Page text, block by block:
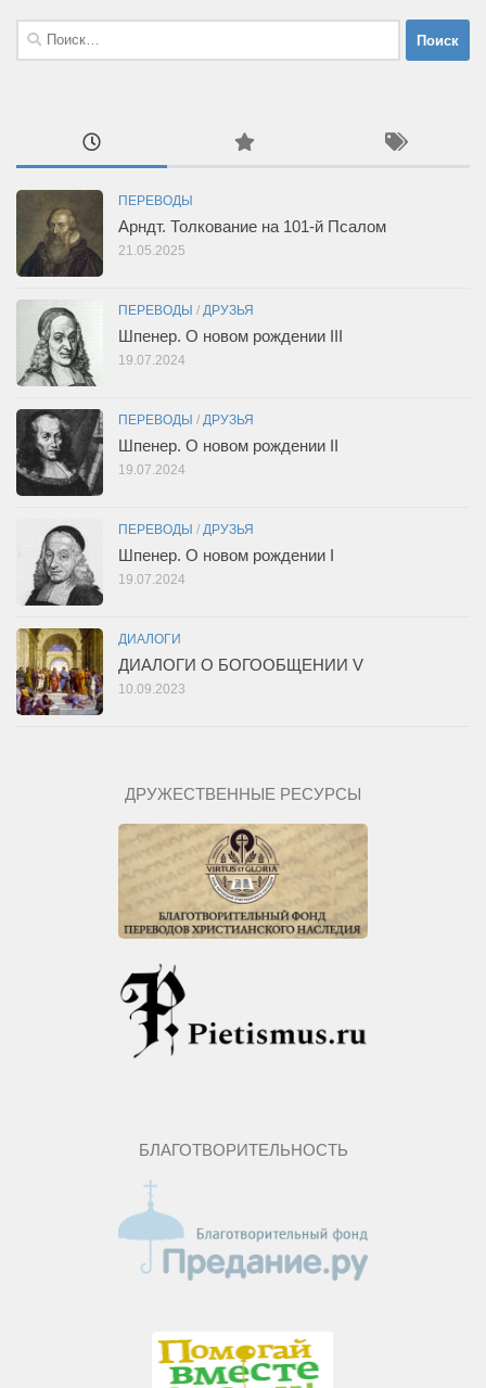
Найти:
ПЕРЕВОДЫ
Арндт. Толкование на 101-й Псалом
21.05.2025
ПЕРЕВОДЫ / ДРУЗЬЯ
Шпенер. О новом рождении III
19.07.2024
ПЕРЕВОДЫ / ДРУЗЬЯ
Шпенер. О новом рождении II
19.07.2024
ПЕРЕВОДЫ / ДРУЗЬЯ
Шпенер. О новом рождении I
19.07.2024
ДИАЛОГИ
ДИАЛОГИ О БОГООБЩЕНИИ V
10.09.2023
ДРУЖЕСТВЕННЫЕ РЕСУРСЫ
БЛАГОТВОРИТЕЛЬНОСТЬ